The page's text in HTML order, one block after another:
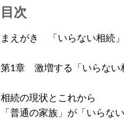
目次
まえがき 「いらない相続
第1章 激増する「いらな
相続の現状とこれから
「普通の家族」が「いらな